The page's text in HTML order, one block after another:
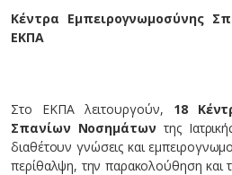
Κέντρα Εμπειρογνωμοσύνης
ΕΚΠΑ
Στο ΕΚΠΑ λειτουργούν, 18
Σπανίων Νοσημάτων της
διαθέτουν γνώσεις και
περίθαλψη, την παρακολούθηση και